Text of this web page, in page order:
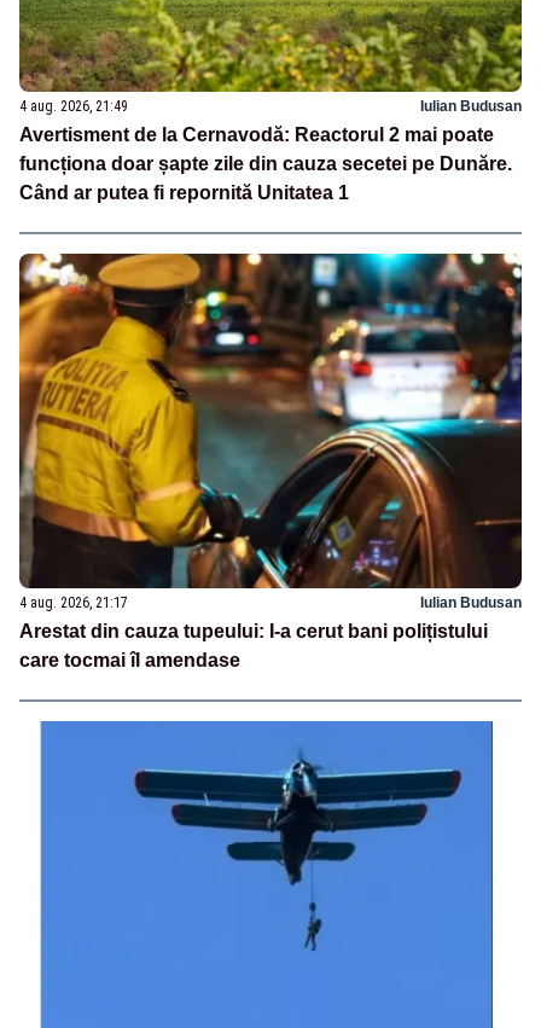
4 aug. 2026, 21:49 Iulian Budusan
Avertisment de la Cernavodă: Reactorul 2 mai poate
funcționa doar șapte zile din cauza secetei pe Dunăre.
Când ar putea fi repornită Unitatea 1
4 aug. 2026, 21:17 Iulian Budusan
Arestat din cauza tupeului: I-a cerut bani polițistului
care tocmai îl amendase